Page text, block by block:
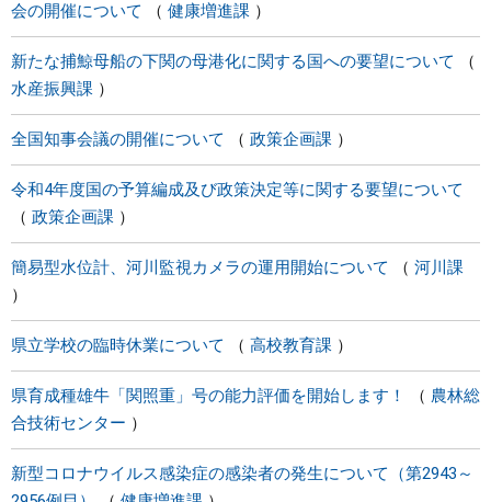
会の開催について
健康増進課
新たな捕鯨母船の下関の母港化に関する国への要望について
水産振興課
全国知事会議の開催について 政策企画課
令和4年度国の予算編成及び政策決定等に関する要望について
政策企画課
簡易型水位計、河川監視カメラの運用開始について 河川課
県立学校の臨時休業について 高校教育課
県育成種雄牛「関照重」号の能力評価を開始します！
農林総
合技術センター
新型コロナウイルス感染症の感染者の発生について（第2943～